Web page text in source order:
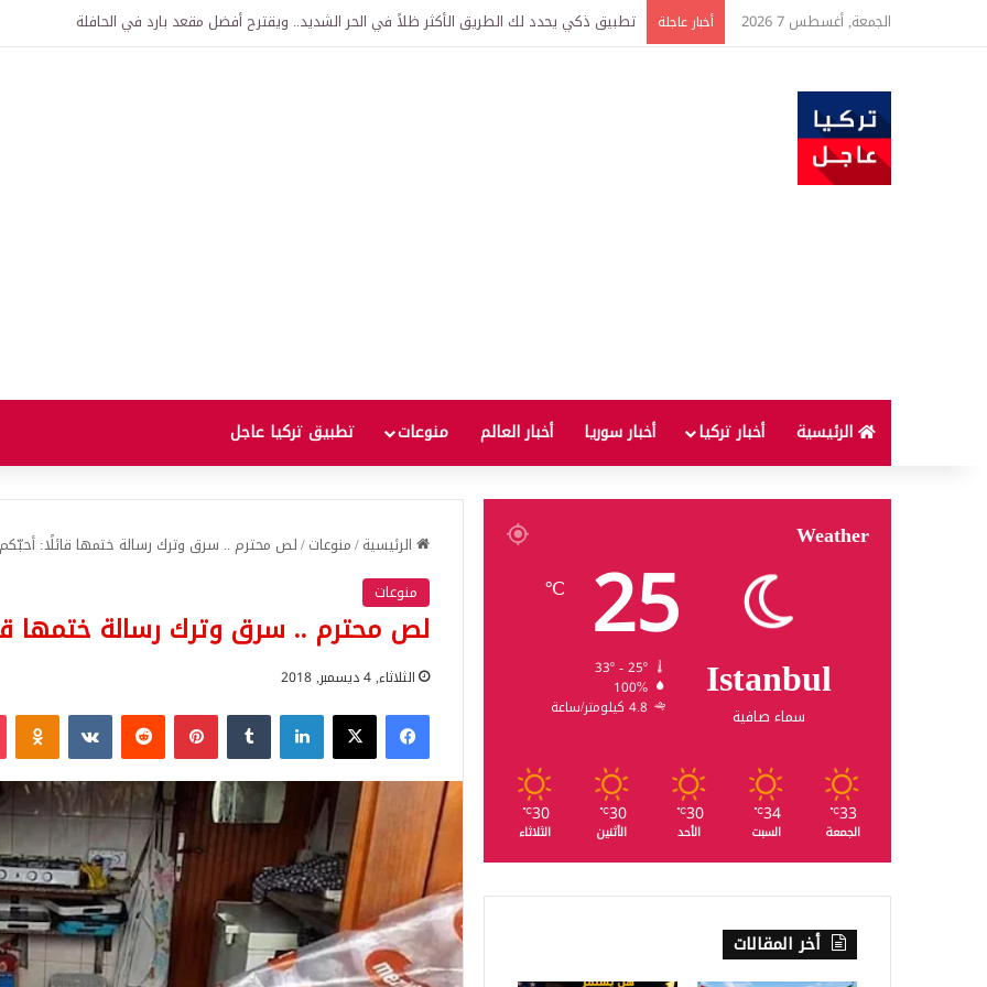
الجمعة, أغسطس 7 2026 أخبار عاجلة تركيا وسوريا توقعان اتفاقية لإنشاء “الجامعة السورية التركية” في دمشق.. منح دراسية واعتراف بالشهادات
الرئيسية أخبار تركيا أخبار سوريا أخبار العالم منوعات تطبيق تركيا عاجل
الرئيسية/منوعات/لص محترم .. سرق وترك رسالة ختمها قائلًا:
منوعات
لص محترم .. سرق وترك رسالة ختمها
الثلاثاء, 4 ديسمبر, 2018
فيسبوك‫X لينكدإن بينتيريست
Weather
Istanbul
سماء صافية
25
℃
33º - 25º
100%
4.8 كيلومتر/ساعة
33
℃
الجمعة
34
℃
السبت
30
℃
الأحد
30
℃
الأثنين
30
℃
الثلاثاء
أخر المقالات